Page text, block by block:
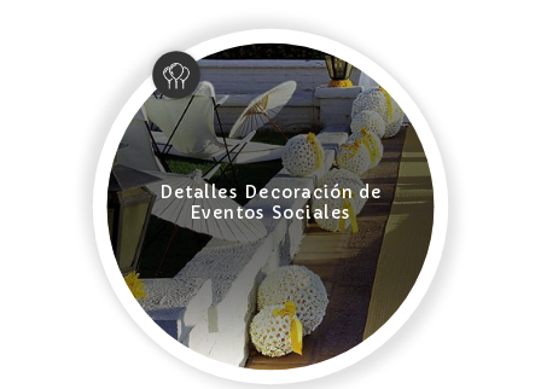
Detalles Decoración de
Eventos Sociales